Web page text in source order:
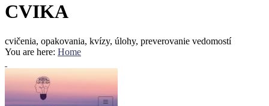
CVIKA
cvičenia, opakovania, kvízy, úlohy, preverovanie vedomostí
You are here: Home